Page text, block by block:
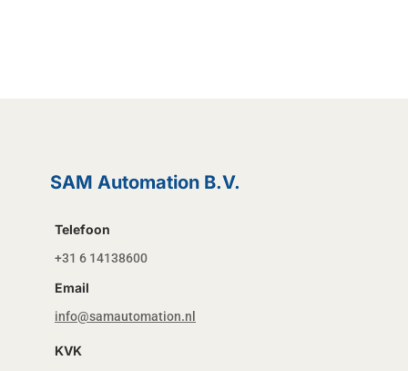
SAM Automation B.V.
Telefoon
+31 6 14138600
Email
info@samautomation.nl
KVK